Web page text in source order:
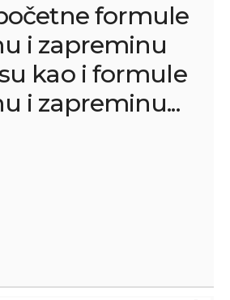
formule
i zapreminu
kao i formule
i zapreminu...